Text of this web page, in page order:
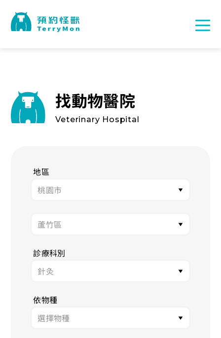
找動物醫院
Veterinary Hospital
地區
診療科別
依物種